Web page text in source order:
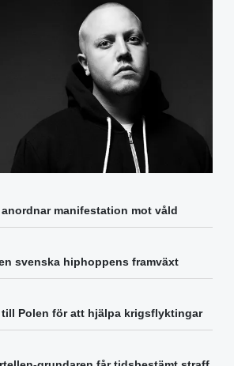
manifestation mot våld
svenska hiphoppens framväxt
till Polen för att hjälpa krigsflyktingar